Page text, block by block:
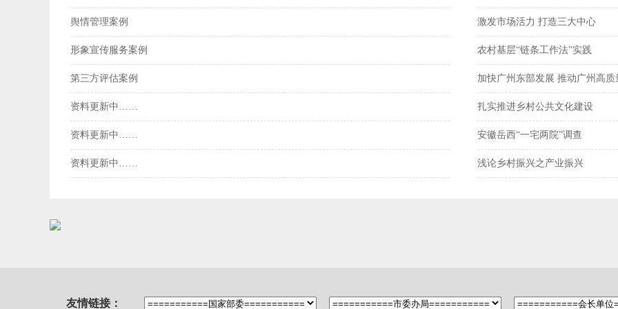
舆情管理案例
形象宣传服务案例
第三方评估案例
资料更新中……
资料更新中……
资料更新中……
激发市场活力 打造三大中心
农村基层“链条工作法”实践
加快广州东部发展 推动广州高质
扎实推进乡村公共文化建设
安徽岳西“一宅两院”调查
浅论乡村振兴之产业振兴
友情链接：